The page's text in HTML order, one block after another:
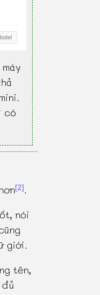
có
[2].
nói
giới.
tên,